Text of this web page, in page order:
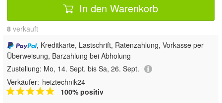
In den Warenkorb
8 verkauft
, Kreditkarte, Lastschrift, Ratenzahlung, Vorkasse per
Überweisung, Barzahlung bei Abholung
Zustellung: Mo, 14. Sept. bis Sa, 26. Sept.
Verkäufer: heiztechnik24
100% positiv